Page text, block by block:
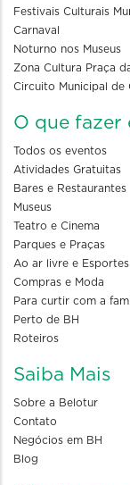
Festivais Culturais
Carnaval
Noturno nos Museus
Zona Cultura Praça
Circuito Municipal de
O que fazer
Todos os eventos
Atividades Gratuitas
Bares e Restaurantes
Museus
Teatro e Cinema
Parques e Praças
Ao ar livre e Esportes
Compras e Moda
Para curtir com a
Perto de BH
Roteiros
Saiba Mais
Sobre a Belotur
Contato
Negócios em BH
Blog